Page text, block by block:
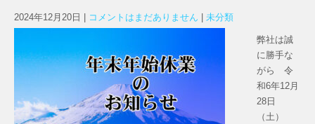
2024年12月20日 コメントはまだありません 未分類
弊社は誠
に勝手な
がら 令
和6年12月
28日
（土）